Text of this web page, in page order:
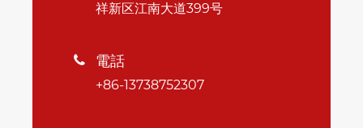
祥新区江南大道399号
 電話
+86-13738752307